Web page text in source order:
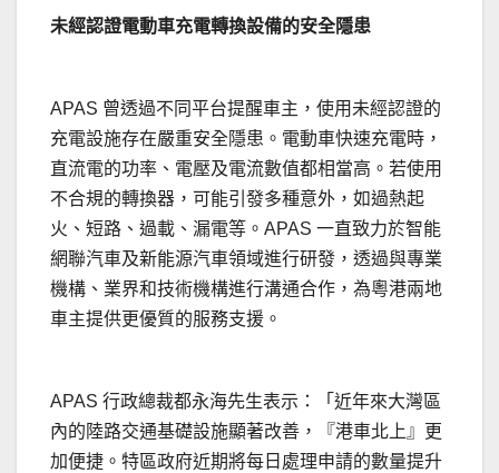
未經認證電動車充電轉換設備的安全隱患
APAS 曾透過不同平台提醒車主，使用未經認證的
充電設施存在嚴重安全隱患。電動車快速充電時，
直流電的功率、電壓及電流數值都相當高。若使用
不合規的轉換器，可能引發多種意外，如過熱起
火、短路、過載、漏電等。APAS 一直致力於智能
網聯汽車及新能源汽車領域進行研發，透過與專業
機構、業界和技術機構進行溝通合作，為粵港兩地
車主提供更優質的服務支援。
APAS 行政總裁都永海先生表示：「近年來大灣區
內的陸路交通基礎設施顯著改善，『港車北上』更
加便捷。特區政府近期將每日處理申請的數量提升